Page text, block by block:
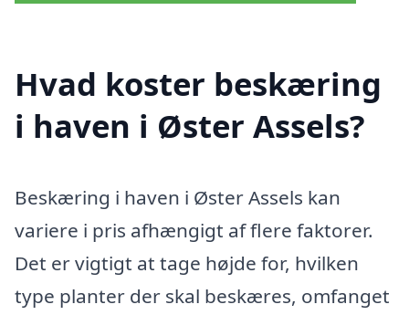
Hvad koster beskæring
i haven i Øster Assels?
Beskæring i haven i Øster Assels kan
variere i pris afhængigt af flere faktorer.
Det er vigtigt at tage højde for, hvilken
type planter der skal beskæres, omfanget